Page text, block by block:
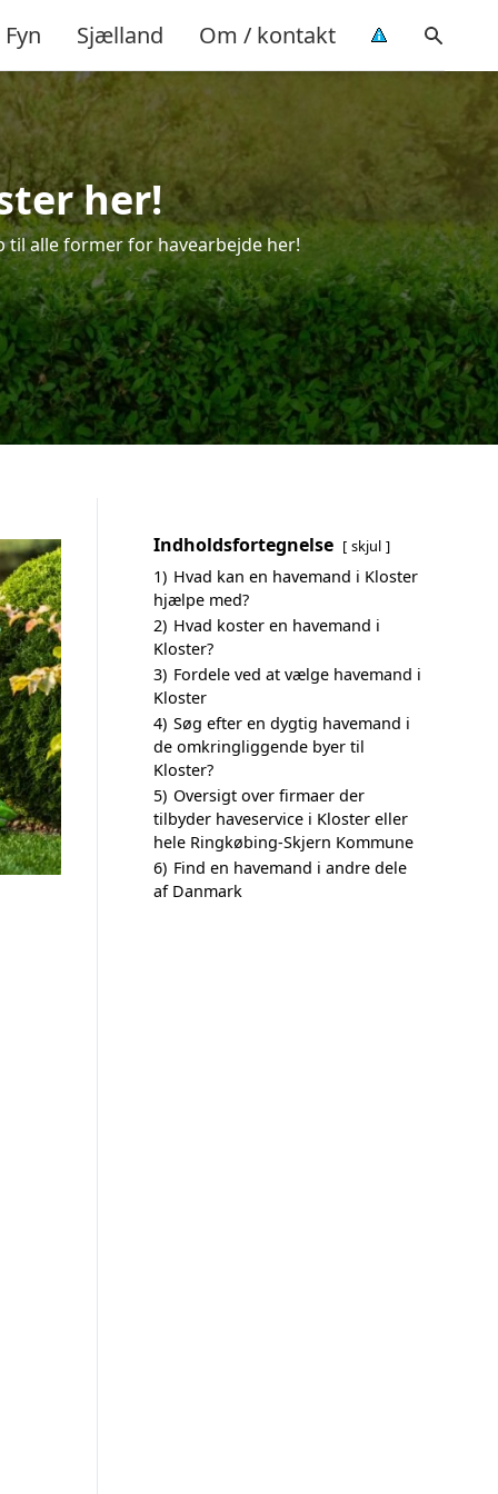
Fyn Sjælland Om / kontakt
her!
alle former for havearbejde her!
Indholdsfortegnelse skjul
1) Hvad kan en havemand i Kloster
hjælpe med?
2) Hvad koster en havemand i
Kloster?
3) Fordele ved at vælge havemand i
Kloster
4) Søg efter en dygtig havemand i
de omkringliggende byer til
Kloster?
5) Oversigt over firmaer der
tilbyder haveservice i Kloster eller
hele Ringkøbing-Skjern Kommune
6) Find en havemand i andre dele
af Danmark